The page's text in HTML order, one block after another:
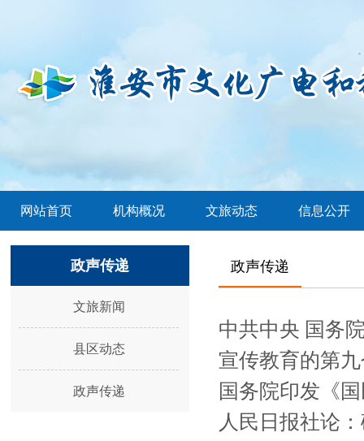
网站首页 机构概况 文旅动态 信息公开
政声传递
文旅新闻
县区动态
政声传递
政声传递
中共中央 国务
宣传教育的第
国务院印发《
人民日报社论